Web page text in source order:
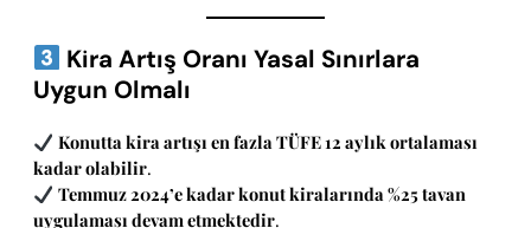
Kira Artış Oranı Yasal Sınırlara
Uygun Olmalı
Konutta kira artışı en fazla TÜFE 12 aylık ortalaması
kadar olabilir.
Temmuz 2024’e kadar konut kiralarında %25 tavan
uygulaması devam etmektedir.